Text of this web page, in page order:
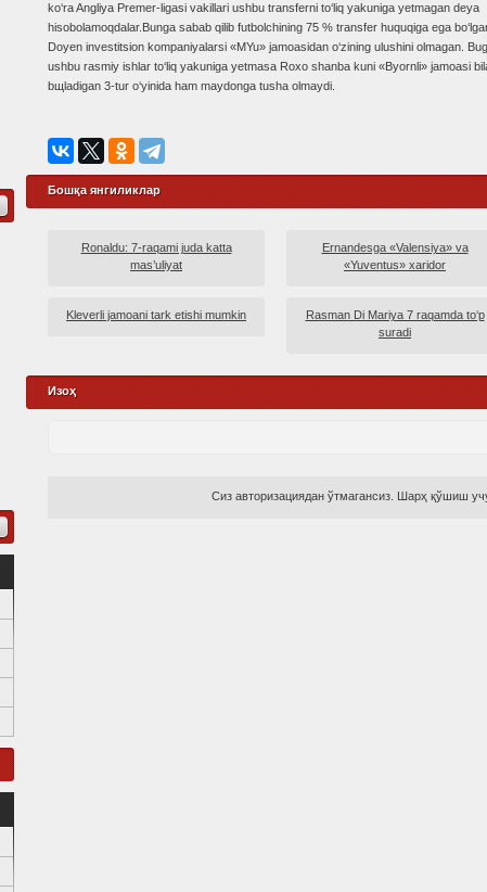
ko‘ra Angliya Premer-ligasi vakillari ushbu transferni to‘liq yakuniga yetmagan deya
hisobolamoqdalar.Bunga sabab qilib futbolchining 75 % transfer huquqiga ega
Doyen investitsion kompaniyalarsi «MYu» jamoasidan o‘zining ulushini olmagan.
ushbu rasmiy ishlar to‘liq yakuniga yetmasa Roxo shanba kuni «Byornli» jamoasi
bщladigan 3-tur o‘yinida ham maydonga tusha olmaydi.
Бошқа янгиликлар
Ronaldu: 7-raqami juda katta
mas’uliyat
Ernandesga «Valensiya» va
«Yuventus» xaridor
Kleverli jamoani tark etishi mumkin
Rasman Di Mariya 7 raqamda to‘p
suradi
Изоҳ
Сиз авторизациядан ўтмагансиз. Шарҳ қўшиш